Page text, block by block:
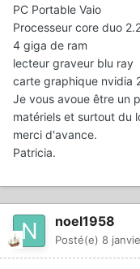
PC Portable Vaio
Processeur core duo
4 giga de ram
lecteur graveur blu ray
carte graphique nvidia
Je vous avoue être un
matériels et surtout du
merci d'avance.
Patricia.
noel1958
Posté(e) 8